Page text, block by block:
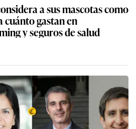
a sus mascotas como
cuánto gastan en
y seguros de salud